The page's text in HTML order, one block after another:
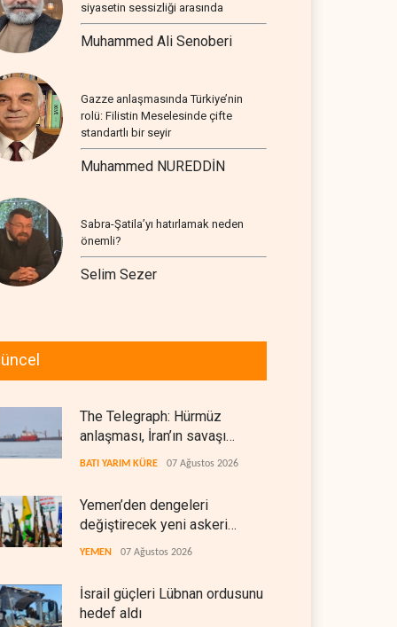
siyasetin sessizliği arasında
Muhammed Ali Senoberi
Gazze anlaşmasında Türkiye’nin
rolü: Filistin Meselesinde çifte
standartlı bir seyir
Muhammed NUREDDİN
Sabra-Şatila’yı hatırlamak neden
önemli?
Selim Sezer
The Telegraph: Hürmüz
anlaşması, İran’ın savaşı
kazandığını gösteriyor
BATI YARIM KÜRE 07 Ağustos 2026
Yemen’den dengeleri
değiştirecek yeni askeri
denklem
YEMEN 07 Ağustos 2026
İsrail güçleri Lübnan ordusunu
hedef aldı